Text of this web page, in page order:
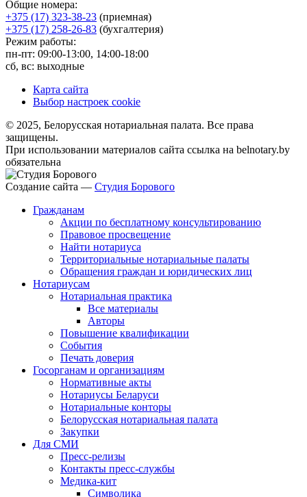
Общие номера:
+375 (17) 323-38-23 (приемная)
+375 (17) 258-26-83 (бухгалтерия)
Режим работы:
пн-пт: 09:00-13:00, 14:00-18:00
сб, вс: выходные
Карта сайта
Выбор настроек cookie
© 2025, Белорусская нотариальная палата. Все права
защищены.
При использовании материалов сайта ссылка на belnotary.by
обязательна
Создание сайта — Студия Борового
Гражданам
Акции по бесплатному консультированию
Правовое просвещение
Найти нотариуса
Территориальные нотариальные палаты
Обращения граждан и юридических лиц
Нотариусам
Нотариальная практика
Все материалы
Авторы
Повышение квалификации
События
Печать доверия
Госорганам и организациям
Нормативные акты
Нотариусы Беларуси
Нотариальные конторы
Белорусская нотариальная палата
Закупки
Для СМИ
Пресс-релизы
Контакты пресс-службы
Медика-кит
Символика